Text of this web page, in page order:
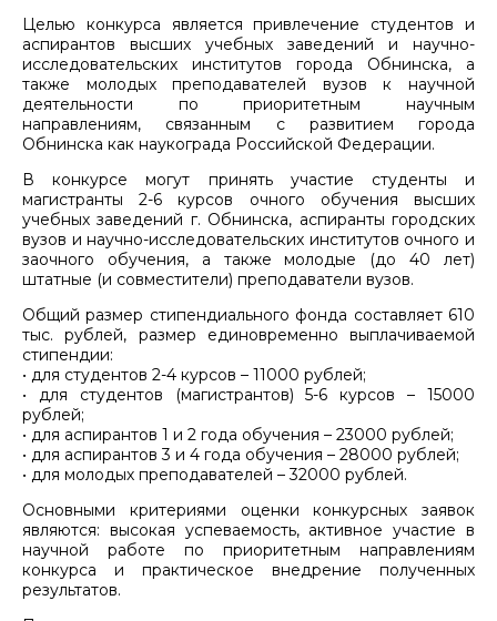
Целью конкурса является привлечение студентов и
аспирантов высших учебных заведений и научно-
исследовательских институтов города Обнинска, а
также молодых преподавателей вузов к научной
деятельности по приоритетным научным
направлениям, связанным с развитием города
Обнинска как наукограда Российской Федерации.
В конкурсе могут принять участие студенты и
магистранты 2-6 курсов очного обучения высших
учебных заведений г. Обнинска, аспиранты городских
вузов и научно-исследовательских институтов очного и
заочного обучения, а также молодые (до 40 лет)
штатные (и совместители) преподаватели вузов.
Общий размер стипендиального фонда составляет 610
тыс. рублей, размер единовременно выплачиваемой
стипендии:
• для студентов 2-4 курсов – 11000 рублей;
• для студентов (магистрантов) 5-6 курсов – 15000
рублей;
• для аспирантов 1 и 2 года обучения – 23000 рублей;
• для аспирантов 3 и 4 года обучения – 28000 рублей;
• для молодых преподавателей – 32000 рублей.
Основными критериями оценки конкурсных заявок
являются: высокая успеваемость, активное участие в
научной работе по приоритетным направлениям
конкурса и практическое внедрение полученных
результатов.